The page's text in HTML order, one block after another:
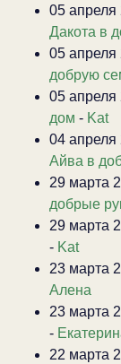
05 апреля
Дакота в
05 апреля
добрую
05 апреля
дом - Kat
04 апреля
Айва в
29 марта
добрые
29 марта
- Kat
23 марта
Алена
23 марта
-
22 марта